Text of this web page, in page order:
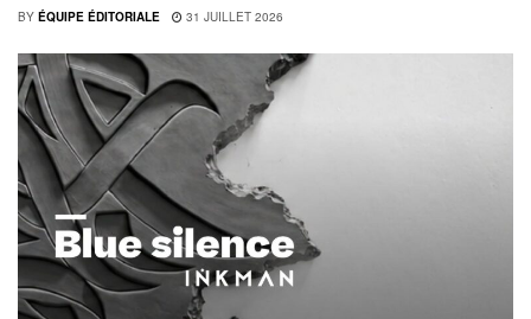
BY ÉQUIPE ÉDITORIALE 31 JUILLET 2026